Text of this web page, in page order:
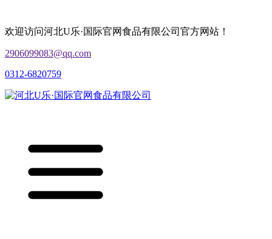
欢迎访问河北U乐·国际官网食品有限公司官方网站！
2906099083@qq.com
0312-6820759